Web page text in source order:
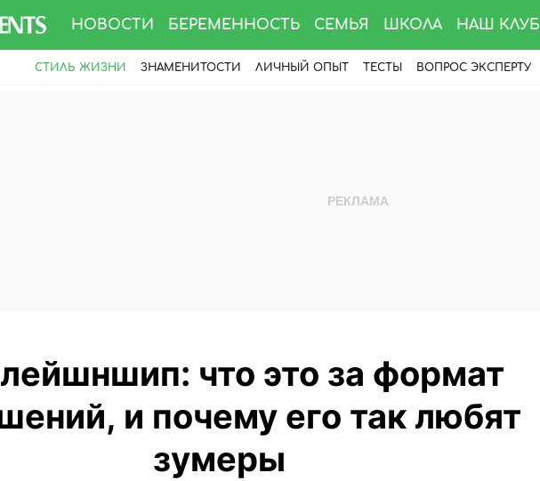
НОВОСТИ БЕРЕМЕННОСТЬ СЕМЬЯ ШКОЛА НАШ КЛУБ
СТИЛЬ ЖИЗНИ ЗНАМЕНИТОСТИ ЛИЧНЫЙ ОПЫТ ТЕСТЫ ВОПРОС ЭКСПЕРТУ
что это за формат
и почему его так любят
зумеры